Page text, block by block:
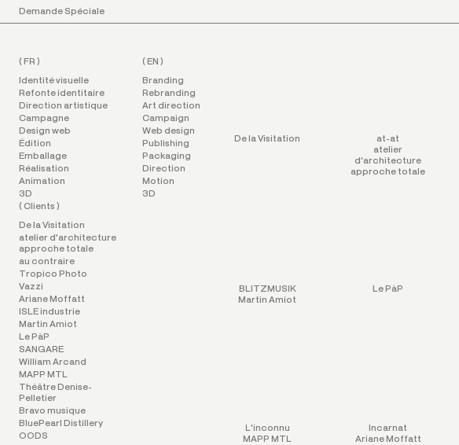
Demande Spéciale
( FR )
Identité visuelle
Refonte identitaire
Direction artistique
Campagne
Design web
Édition
Emballage
Réalisation
Animation
3D
( EN )
Branding
Rebranding
Art direction
Campaign
Web design
Publishing
Packaging
Direction
Motion
3D
( Clients )
De la Visitation
atelier d'architecture
approche totale
au contraire
Tropico Photo
Vazzi
Ariane Moffatt
ISLE industrie
Martin Amiot
Le PàP
SANGARE
William Arcand
MAPP MTL
Théâtre Denise-
Pelletier
Bravo musique
BluePearl Distillery
OODS
De la Visitation
at-at
atelier
d'architecture
approche totale
BLITZMUSIK
Martin Amiot
Le PàP
L'inconnu
MAPP MTL
Incarnat
Ariane Moffatt